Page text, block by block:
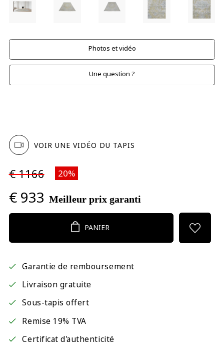
Photos et vidéo
Une question ?
VOIR UNE VIDÉO DU TAPIS
€ 1166 20%
€ 933 Meilleur prix garanti
PANIER
Garantie de remboursement
Livraison gratuite
Sous-tapis offert
Remise 19% TVA
Certificat d'authenticité